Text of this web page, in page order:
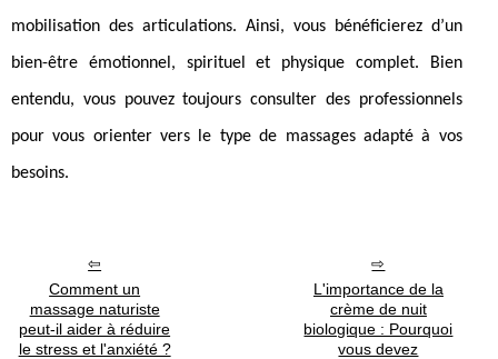
mobilisation des articulations. Ainsi, vous bénéficierez d’un
bien-être émotionnel, spirituel et physique complet. Bien
entendu, vous pouvez toujours consulter des professionnels
pour vous orienter vers le type de massages adapté à vos
besoins.
Comment un
massage naturiste
peut-il aider à réduire
le stress et l'anxiété ?
L'importance de la
crème de nuit
biologique : Pourquoi
vous devez